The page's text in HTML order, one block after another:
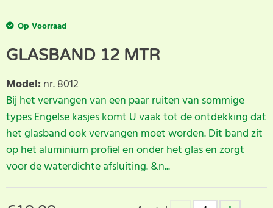
Op Voorraad
GLASBAND 12 MTR
Model: nr. 8012
Bij het vervangen van een paar ruiten van sommige
types Engelse kasjes komt U vaak tot de ontdekking dat
het glasband ook vervangen moet worden. Dit band zit
op het aluminium profiel en onder het glas en zorgt
voor de waterdichte afsluiting. &n...